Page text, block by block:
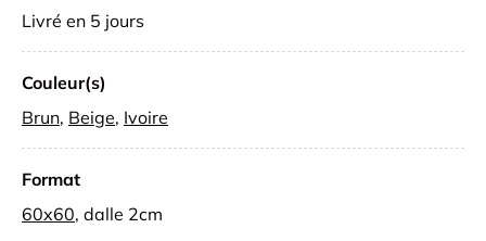
Livré en 5 jours
Couleur(s)
Brun, Beige, Ivoire
Format
60x60, dalle 2cm